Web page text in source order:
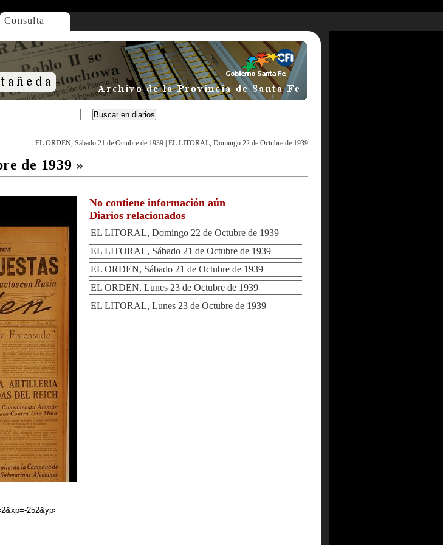
Consulta
EL ORDEN, Sábado 21 de Octubre de 1939 EL LITORAL, Domingo 22 de Octubre de 1939
de 1939 »
No contiene información aún
Diarios relacionados
EL LITORAL, Domingo 22 de Octubre de 1939
EL LITORAL, Sábado 21 de Octubre de 1939
EL ORDEN, Sábado 21 de Octubre de 1939
EL ORDEN, Lunes 23 de Octubre de 1939
EL LITORAL, Lunes 23 de Octubre de 1939